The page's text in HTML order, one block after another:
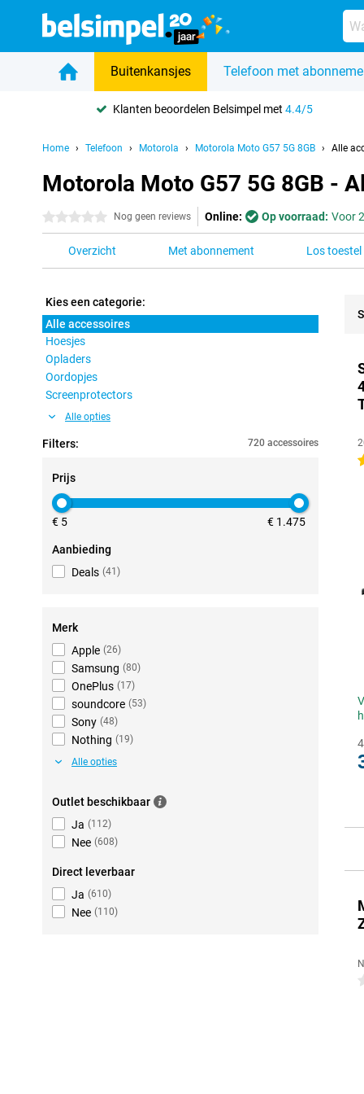
Buitenkansjes Telefoon met
Klanten beoordelen Belsimpel met4.4/5
Home Telefoon Motorola Motorola Moto G57 5G 8GB Alle
Motorola Moto G57 5G 8GB -
0 sterren Nog geen reviews Online: Op voorraad: Voor
Overzicht Met abonnement Los toestel
Kies een categorie:
Alle accessoires
Hoesjes
Opladers
Oordopjes
Screenprotectors
Alle opties
Filters: 720 accessoires
Prijs
€ 5 € 1.475
Aanbieding
Deals (41 )
Merk
Apple (26)
Samsung (80)
OnePlus (17)
soundcore (53)
Sony (48)
Nothing (19)
Alle opties
Outlet beschikbaar
Ja (112)
Nee (608)
Direct leverbaar
Ja (610)
Nee (110)